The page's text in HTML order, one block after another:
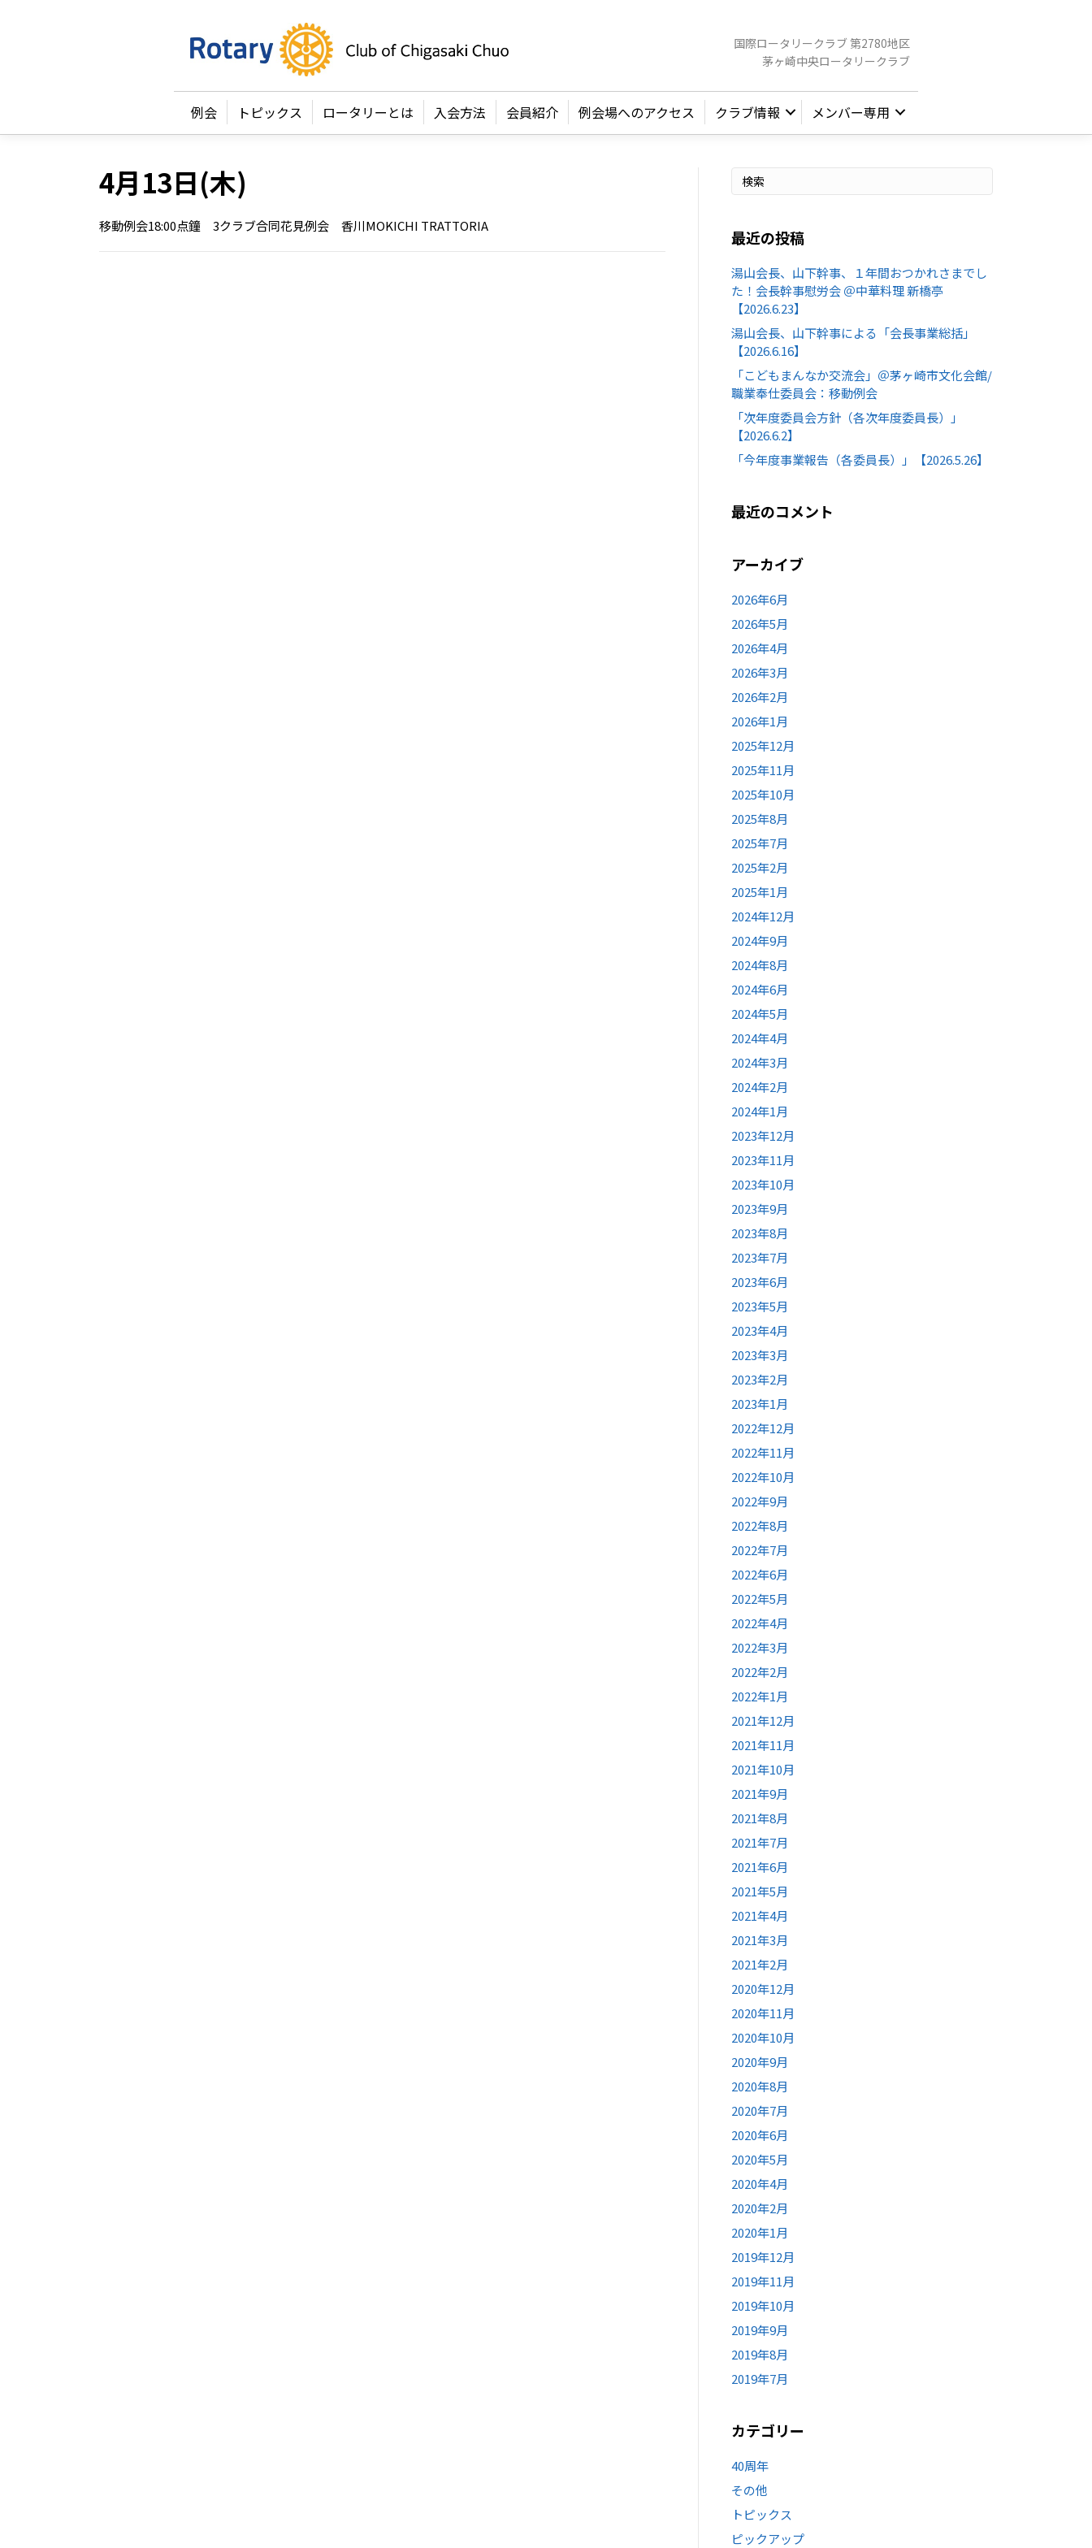
国際ロータリークラブ 第2780地区
茅ヶ崎中央ロータリークラブ
例会 トピックス ロータリーとは 入会方法 会員紹介 例会場へのアクセス クラブ情報 メンバー専用
4月13日(木)
移動例会18:00点鐘 3クラブ合同花見例会 香川MOKICHI TRATTORIA
最近の投稿
湯山会長、山下幹事、１年間おつかれさまでし
た！会長幹事慰労会 ＠中華料理 新橋亭
【2026.6.23】
湯山会長、山下幹事による「会長事業総括」
【2026.6.16】
「こどもまんなか交流会」＠茅ヶ崎市文化会館/
職業奉仕委員会：移動例会
「次年度委員会方針（各次年度委員長）」
【2026.6.2】
「今年度事業報告（各委員長）」【2026.5.26】
最近のコメント
アーカイブ
2026年6月
2026年5月
2026年4月
2026年3月
2026年2月
2026年1月
2025年12月
2025年11月
2025年10月
2025年8月
2025年7月
2025年2月
2025年1月
2024年12月
2024年9月
2024年8月
2024年6月
2024年5月
2024年4月
2024年3月
2024年2月
2024年1月
2023年12月
2023年11月
2023年10月
2023年9月
2023年8月
2023年7月
2023年6月
2023年5月
2023年4月
2023年3月
2023年2月
2023年1月
2022年12月
2022年11月
2022年10月
2022年9月
2022年8月
2022年7月
2022年6月
2022年5月
2022年4月
2022年3月
2022年2月
2022年1月
2021年12月
2021年11月
2021年10月
2021年9月
2021年8月
2021年7月
2021年6月
2021年5月
2021年4月
2021年3月
2021年2月
2020年12月
2020年11月
2020年10月
2020年9月
2020年8月
2020年7月
2020年6月
2020年5月
2020年4月
2020年2月
2020年1月
2019年12月
2019年11月
2019年10月
2019年9月
2019年8月
2019年7月
カテゴリー
40周年
その他
トピックス
ピックアップ